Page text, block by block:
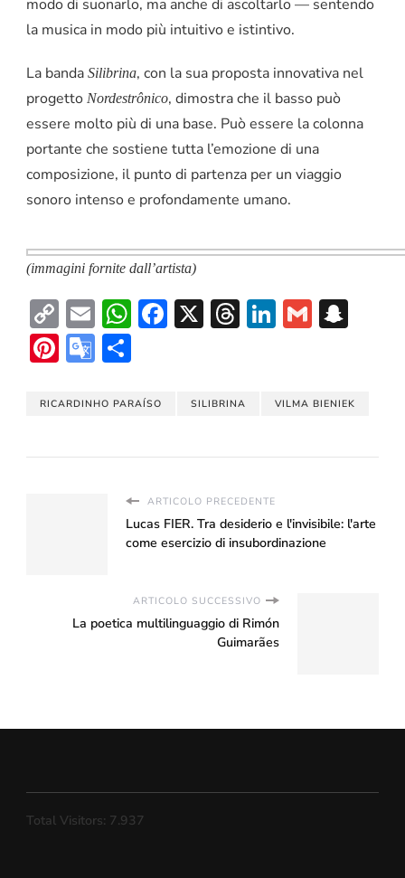
modo di suonarlo, ma anche di ascoltarlo — sentendo
la musica in modo più intuitivo e istintivo.
La banda Silibrina, con la sua proposta innovativa nel
progetto Nordestrônico, dimostra che il basso può
essere molto più di una base. Può essere la colonna
portante che sostiene tutta l’emozione di una
composizione, il punto di partenza per un viaggio
sonoro intenso e profondamente umano.
(immagini fornite dall’artista)
Copy
Link
EmailWhatsApp
Facebook
X Threads
LinkedIn
Gmail
Pinterest
Google
RICARDINHO PARAÍSO SILIBRINA VILMA BIENIEK
ARTICOLO PRECEDENTE
Lucas FIER. Tra desiderio e l'invisibile: l'arte
come esercizio di insubordinazione
ARTICOLO SUCCESSIVO
La poetica multilinguaggio di Rimón
Guimarães
Total Visitors: 7.937